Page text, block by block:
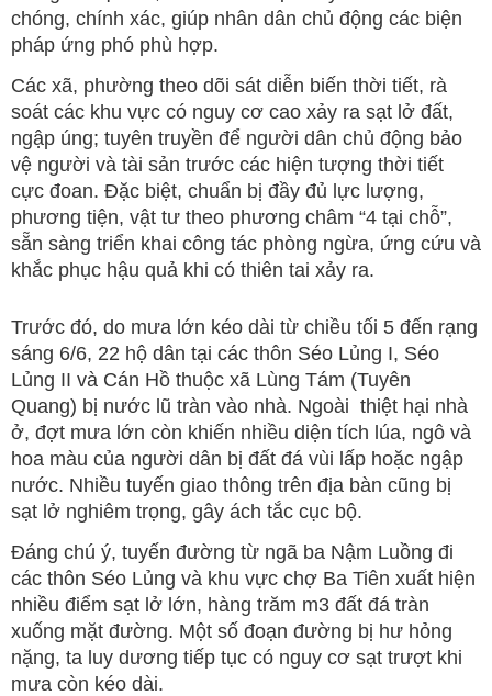
chóng, chính xác, giúp nhân dân chủ động các biện
pháp ứng phó phù hợp.
Các xã, phường theo dõi sát diễn biến thời tiết, rà
soát các khu vực có nguy cơ cao xảy ra sạt lở đất,
ngập úng; tuyên truyền để người dân chủ động bảo
vệ người và tài sản trước các hiện tượng thời tiết
cực đoan. Đặc biệt, chuẩn bị đầy đủ lực lượng,
phương tiện, vật tư theo phương châm “4 tại chỗ”,
sẵn sàng triển khai công tác phòng ngừa, ứng cứu và
khắc phục hậu quả khi có thiên tai xảy ra.
Trước đó, do mưa lớn kéo dài từ chiều tối 5 đến rạng
sáng 6/6, 22 hộ dân tại các thôn Séo Lủng I, Séo
Lủng II và Cán Hồ thuộc xã Lùng Tám (Tuyên
Quang) bị nước lũ tràn vào nhà. Ngoài thiệt hại nhà
ở, đợt mưa lớn còn khiến nhiều diện tích lúa, ngô và
hoa màu của người dân bị đất đá vùi lấp hoặc ngập
nước. Nhiều tuyến giao thông trên địa bàn cũng bị
sạt lở nghiêm trọng, gây ách tắc cục bộ.
Đáng chú ý, tuyến đường từ ngã ba Nậm Luồng đi
các thôn Séo Lủng và khu vực chợ Ba Tiên xuất hiện
nhiều điểm sạt lở lớn, hàng trăm m3 đất đá tràn
xuống mặt đường. Một số đoạn đường bị hư hỏng
nặng, ta luy dương tiếp tục có nguy cơ sạt trượt khi
mưa còn kéo dài.